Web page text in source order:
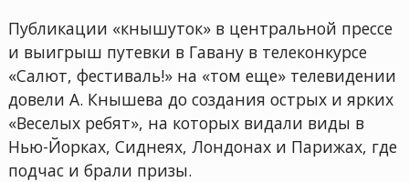
Публикации «кнышуток» в центральной прессе
и выигрыш путевки в Гавану в телеконкурсе
«Салют, фестиваль!» на «том еще» телевидении
довели А. Кнышева до создания острых и ярких
«Веселых ребят», на которых видали виды в
Нью-Йорках, Сиднеях, Лондонах и Парижах, где
подчас и брали призы.